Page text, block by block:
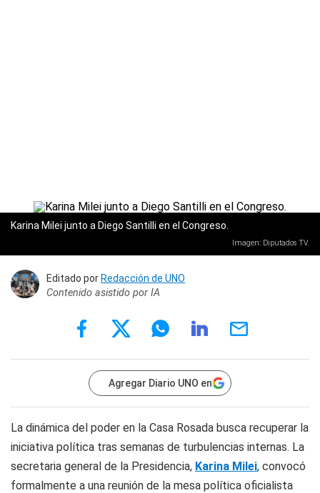
Karina Milei junto a Diego Santilli en el Congreso.
Imagen: Diputados TV.
Editado porRedacción de UNO
Contenido asistido por IA
Agregar Diario UNO en
La dinámica del poder en la Casa Rosada busca recuperar la
iniciativa política tras semanas de turbulencias internas. La
secretaria general de la Presidencia, Karina Milei, convocó
formalmente a una reunión de la mesa política oficialista